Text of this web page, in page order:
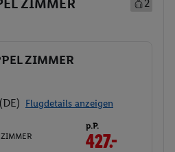
2
ZIMMER
Flugdetails anzeigen
p.P.
427.-